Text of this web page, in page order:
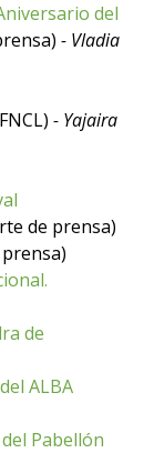
del
- Vladia
- Yajaira
de prensa)
de
ALBA
Pabellón